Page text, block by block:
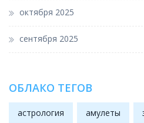
октября 2025
сентября 2025
ОБЛАКО ТЕГОВ
астрология амулеты